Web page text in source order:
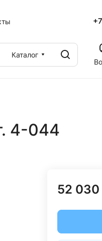
Каталог
4-044
52 030